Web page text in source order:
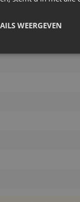
WEERGEVEN